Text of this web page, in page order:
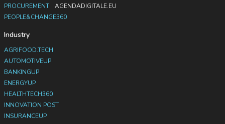
PROCUREMENT
AGENDADIGITALE.EU
PEOPLE&CHANGE360
Industry
AGRIFOOD.TECH
AUTOMOTIVEUP
BANKINGUP
ENERGYUP
HEALTHTECH360
INNOVATION POST
INSURANCEUP